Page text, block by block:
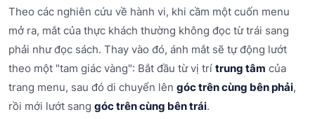
Theo các nghiên cứu về hành vi, khi cầm một cuốn menu
mở ra, mắt của thực khách thường không đọc từ trái sang
phải như đọc sách. Thay vào đó, ánh mắt sẽ tự động lướt
theo một "tam giác vàng": Bắt đầu từ vị trí trung tâm của
trang menu, sau đó di chuyển lên góc trên cùng bên phải,
rồi mới lướt sang góc trên cùng bên trái.